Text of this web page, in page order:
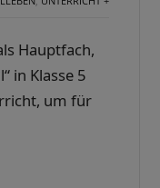
Hauptfach,
in Klasse 5
um für